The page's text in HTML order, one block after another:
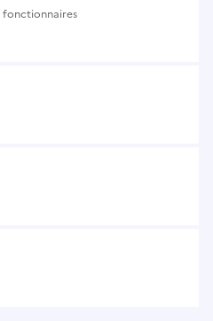
fonctionnaires